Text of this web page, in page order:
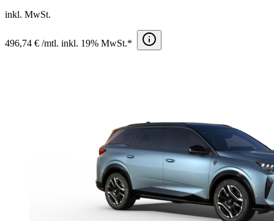
inkl. MwSt.
496,74 € /mtl. inkl. 19% MwSt.*